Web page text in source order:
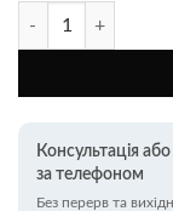
Літій-іонна
Консультація
за телефоном
Без перерв та